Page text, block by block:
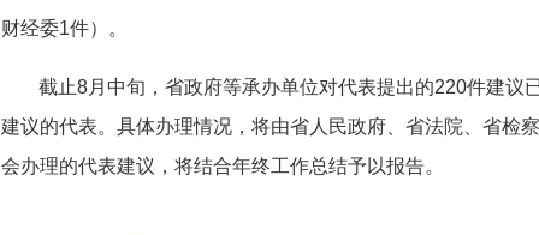
财经委1件）。
截止8月中旬，省政府等承办单位对代表提出的220件建议
建议的代表。具体办理情况，将由省人民政府、省法院、省检
会办理的代表建议，将结合年终工作总结予以报告。